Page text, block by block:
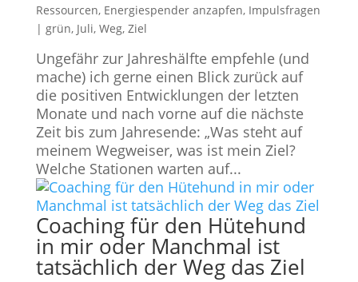
Ressourcen, Energiespender anzapfen, Impulsfragen
| grün, Juli, Weg, Ziel
Ungefähr zur Jahreshälfte empfehle (und
mache) ich gerne einen Blick zurück auf
die positiven Entwicklungen der letzten
Monate und nach vorne auf die nächste
Zeit bis zum Jahresende: „Was steht auf
meinem Wegweiser, was ist mein Ziel?
Welche Stationen warten auf...
Coaching für den Hütehund
in mir oder Manchmal ist
tatsächlich der Weg das Ziel